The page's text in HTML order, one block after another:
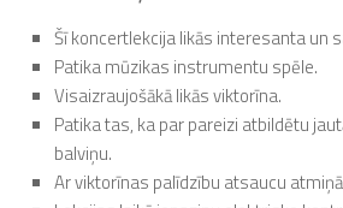
Šī koncertlekcija likās interesanta un
Patika mūzikas instrumentu spēle.
Visaizraujošākā likās viktorīna.
Patika tas, ka par pareizi atbildētu
balviņu.
Ar viktorīnas palīdzību atsaucu